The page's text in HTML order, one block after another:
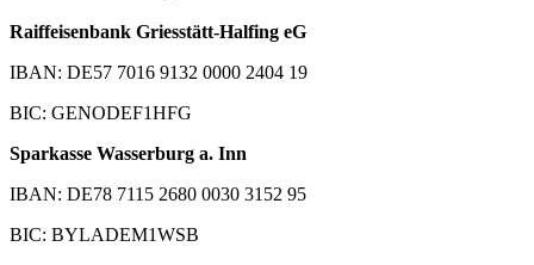
Raiffeisenbank Griesstätt-Halfing eG
IBAN: DE57 7016 9132 0000 2404 19
BIC: GENODEF1HFG
Sparkasse Wasserburg a. Inn
IBAN: DE78 7115 2680 0030 3152 95
BIC: BYLADEM1WSB